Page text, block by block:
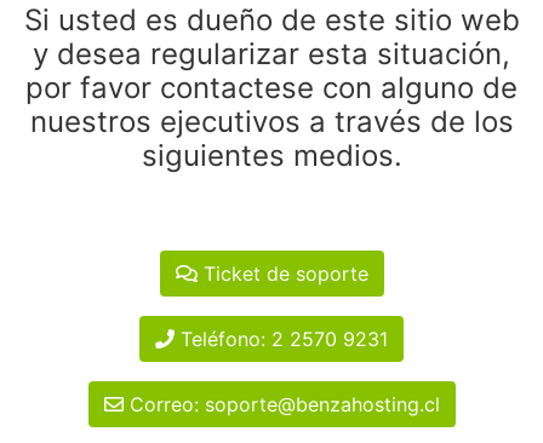
Si usted es dueño de este sitio web
y desea regularizar esta situación,
por favor contactese con alguno de
nuestros ejecutivos a través de los
siguientes medios.
Ticket de soporte
Teléfono: 2 2570 9231
Correo: soporte@benzahosting.cl